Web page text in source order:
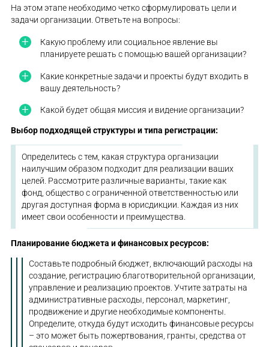
На этом этапе необходимо четко сформулировать цели и
задачи организации. Ответьте на вопросы:
Какую проблему или социальное явление вы
планируете решать с помощью вашей организации?
Какие конкретные задачи и проекты будут входить в
вашу деятельность?
Какой будет общая миссия и видение организации?
Выбор подходящей структуры и типа регистрации:
Определитесь с тем, какая структура организации
наилучшим образом подходит для реализации ваших
целей. Рассмотрите различные варианты, такие как
фонд, общество с ограниченной ответственностью или
другая доступная форма в юрисдикции. Каждая из них
имеет свои особенности и преимущества.
Планирование бюджета и финансовых ресурсов:
Составьте подробный бюджет, включающий расходы на
создание, регистрацию благотворительной организации,
управление и реализацию проектов. Учтите затраты на
административные расходы, персонал, маркетинг,
продвижение и другие необходимые компоненты.
Определите, откуда будут исходить финансовые ресурсы
– это может быть пожертвования, гранты, средства от